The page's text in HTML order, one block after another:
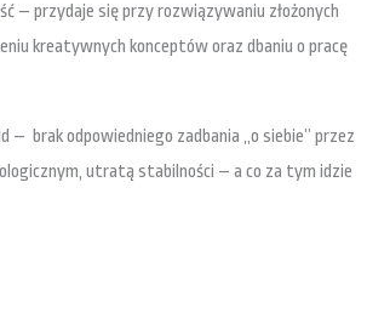
– przydaje się przy rozwiązywaniu złożonych
kreatywnych konceptów oraz dbaniu o pracę
brak odpowiedniego zadbania „o siebie” przez
utratą stabilności – a co za tym idzie